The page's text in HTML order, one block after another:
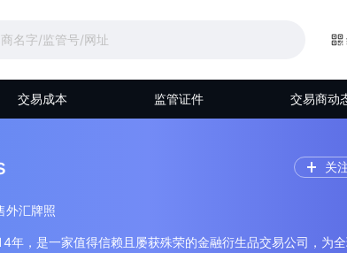
交易成本 监管证件 交易商动
关
外汇牌照
，是一家值得信赖且屡获殊荣的金融衍生品交易公司，为